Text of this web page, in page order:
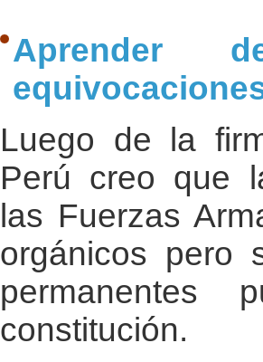
Aprender
Luego de la
Perú creo que
las Fuerzas
orgánicos pero
constitución.